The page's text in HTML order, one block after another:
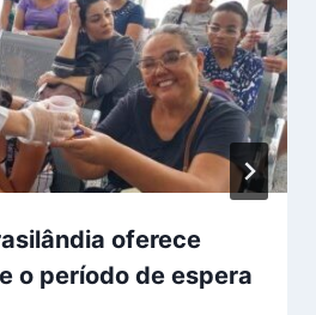
oferece
o período de espera